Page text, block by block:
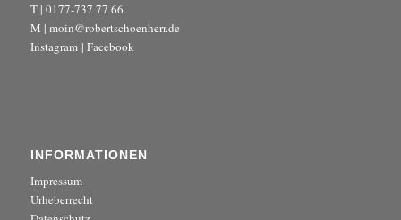
T | 0177-737 77 66
M | moin@robertschoenherr.de
Instagram| Facebook
INFORMATIONEN
Impressum
Urheberrecht